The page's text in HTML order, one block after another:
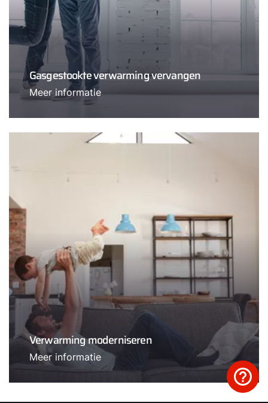
Gasgestookte verwarming vervangen
Meer informatie
Verwarming moderniseren
Meer informatie